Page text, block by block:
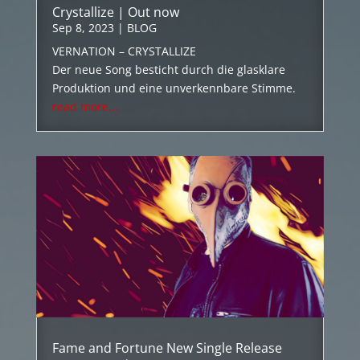
Crystallize | Out now
Sep 8, 2023 | BLOG
VERNATION – CRYSTALLIZE
Der neue Song besticht durch die glasklare
Produktion und eine unverkennbare Stimme.
read more...
Fame and Fortune New Single Release